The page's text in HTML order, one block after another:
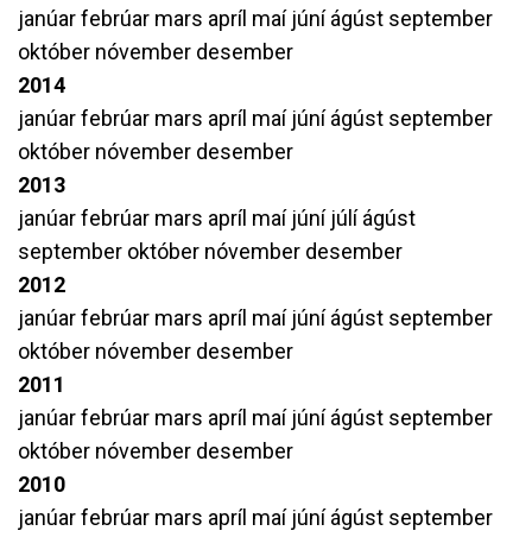
janúarfebrúar mars apríl maí júníágúst september
október nóvember desember
2014
janúarfebrúar mars apríl maí júníágúst september
október nóvember desember
2013
janúarfebrúar mars apríl maí júní júlíágúst
september október nóvember desember
2012
janúarfebrúar mars apríl maí júníágúst september
október nóvember desember
2011
janúarfebrúar mars apríl maí júníágúst september
október nóvember desember
2010
janúarfebrúar mars apríl maí júníágúst september